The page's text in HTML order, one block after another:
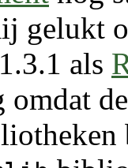
gelukt
1.3.1 als
omdat